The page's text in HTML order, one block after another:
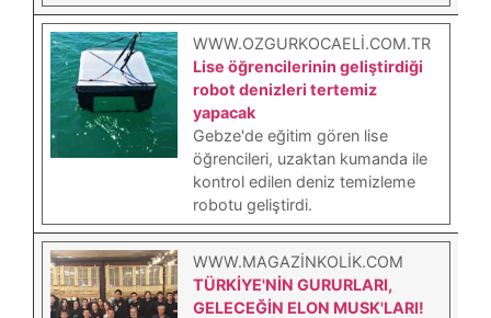
WWW.OZGURKOCAELI.COM.TR
Lise öğrencilerinin geliştirdiği
robot denizleri tertemiz
yapacak
Gebze'de eğitim gören lise
öğrencileri, uzaktan kumanda ile
kontrol edilen deniz temizleme
robotu geliştirdi.
WWW.MAGAZINKOLIK.COM
TÜRKİYE'NİN GURURLARI,
GELECEĞİN ELON MUSK'LARI!